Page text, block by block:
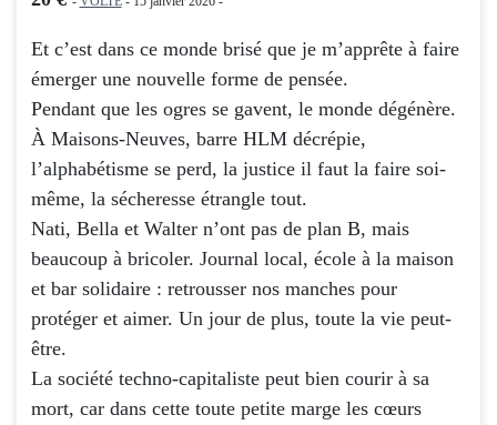
Et c’est dans ce monde brisé que je m’apprête à faire
émerger une nouvelle forme de pensée.
Pendant que les ogres se gavent, le monde dégénère.
À Maisons-Neuves, barre HLM décrépie,
l’alphabétisme se perd, la justice il faut la faire soi-
même, la sécheresse étrangle tout.
Nati, Bella et Walter n’ont pas de plan B, mais
beaucoup à bricoler. Journal local, école à la maison
et bar solidaire : retrousser nos manches pour
protéger et aimer. Un jour de plus, toute la vie peut-
être.
La société techno-capitaliste peut bien courir à sa
mort, car dans cette toute petite marge les cœurs